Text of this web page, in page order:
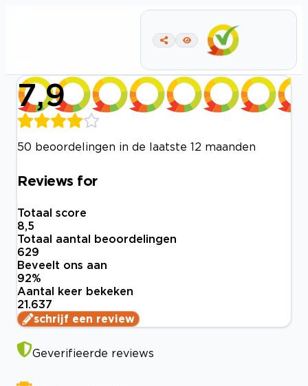
7,9
50 beoordelingen in de laatste 12 maanden
Reviews for
Totaal score
8,5
Totaal aantal beoordelingen
629
Beveelt ons aan
92%
Aantal keer bekeken
21.637
schrijf een review
Geverifieerde reviews